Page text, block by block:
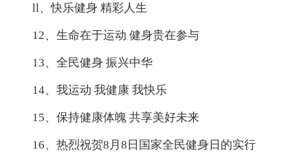
ll、快乐健身 精彩人生
12、生命在于运动 健身贵在参与
13、全民健身 振兴中华
14、我运动 我健康 我快乐
15、保持健康体魄 共享美好未来
16、热烈祝贺8月8日国家全民健身日的实行